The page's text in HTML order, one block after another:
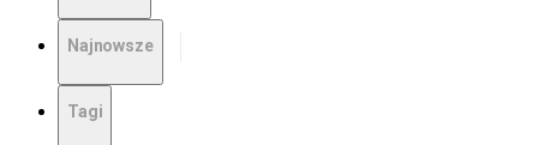
Najnowsze
Tagi